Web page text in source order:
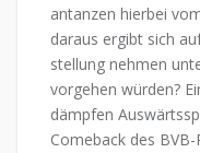
antanzen hierbei
daraus ergibt sich
stellung nehmen
vorgehen würden?
dämpfen
Comeback des